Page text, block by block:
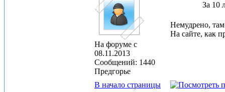
На форуме с
08.11.2013
Сообщений: 1440
Предгорье
За 10
Немудрено, там
На сайте, как
В начало страницы